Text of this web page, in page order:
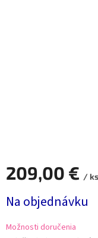
209,00 € / ks
cena:
Na objednávku
Možnosti doručenia